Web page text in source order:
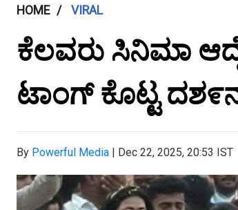
HOME VIRAL
ಕೆಲವರು ಸಿನಿಮಾ
ಟಾಂಗ್ ಕೊಟ್ಟ
By Powerful Media | Dec 22, 2025, 20:53 IST